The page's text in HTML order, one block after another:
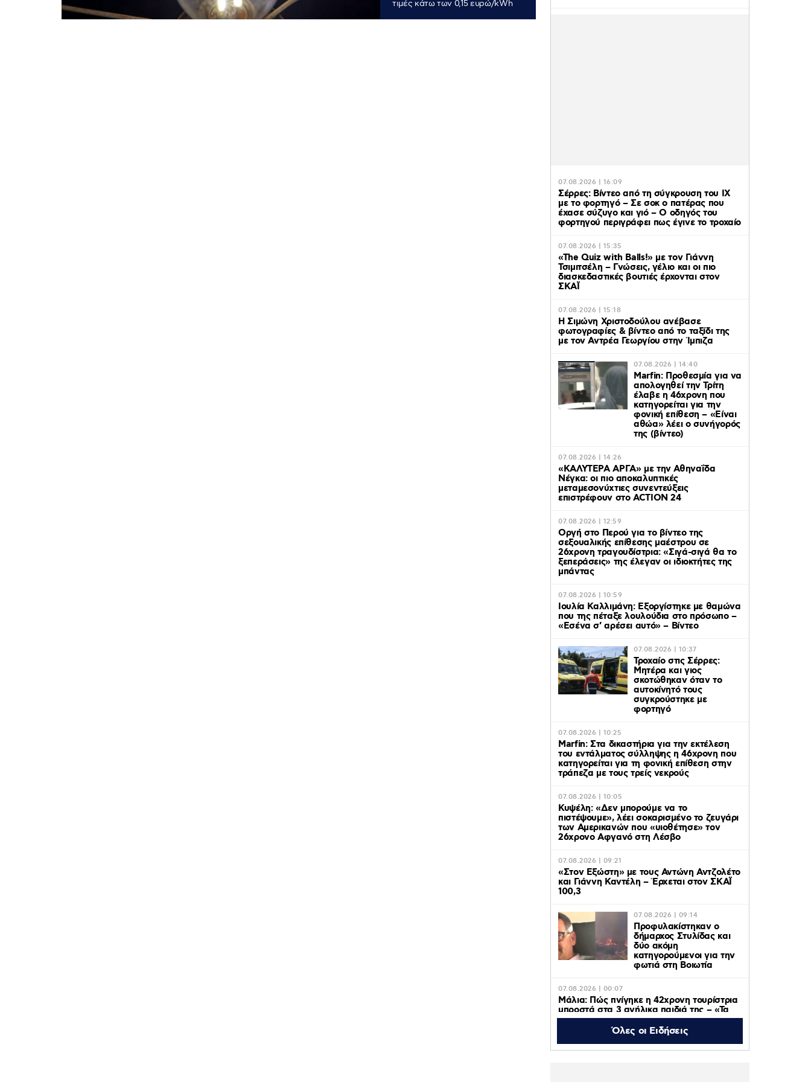
τιμές κάτω των 0,15 ευρώ/kWh
07.08.2026 | 16:09
Σέρρες: Βίντεο από τη σύγκρουση του ΙΧ
με το φορτηγό – Σε σοκ ο πατέρας που
έχασε σύζυγο και γιό – Ο οδηγός του
φορτηγού περιγράφει πως έγινε το τροχαίο
07.08.2026 | 15:35
«The Quiz with Balls!» με τον Γιάννη
Τσιμιτσέλη – Γνώσεις, γέλιο και οι πιο
διασκεδαστικές βουτιές έρχονται στον
ΣΚΑΪ
07.08.2026 | 15:18
Η Σιμώνη Χριστοδούλου ανέβασε
φωτογραφίες & βίντεο από το ταξίδι της
με τον Αντρέα Γεωργίου στην Ίμπιζα
07.08.2026 | 14:40
Marfin: Προθεσμία για να
απολογηθεί την Τρίτη
έλαβε η 46χρονη που
κατηγορείται για την
φονική επίθεση – «Είναι
αθώα» λέει ο συνήγορός
της (βίντεο)
07.08.2026 | 14:26
«ΚΑΛΥΤΕΡΑ ΑΡΓΑ» με την Αθηναΐδα
Νέγκα: οι πιο αποκαλυπτικές
μεταμεσονύχτιες συνεντεύξεις
επιστρέφουν στο ACTION 24
07.08.2026 | 12:59
Οργή στο Περού για το βίντεο της
σεξουαλικής επίθεσης μαέστρου σε
26χρονη τραγουδίστρια: «Σιγά-σιγά θα το
ξεπεράσεις» της έλεγαν οι ιδιοκτήτες της
μπάντας
07.08.2026 | 10:59
Ιουλία Καλλιμάνη: Εξοργίστηκε με θαμώνα
που της πέταξε λουλούδια στο πρόσωπο –
«Εσένα σ’ αρέσει αυτό» – Βίντεο
07.08.2026 | 10:37
Τροχαίο στις Σέρρες:
Μητέρα και γιος
σκοτώθηκαν όταν το
αυτοκίνητό τους
συγκρούστηκε με
φορτηγό
07.08.2026 | 10:25
Marfin: Στα δικαστήρια για την εκτέλεση
του εντάλματος σύλληψης η 46χρονη που
κατηγορείται για τη φονική επίθεση στην
τράπεζα με τους τρείς νεκρούς
07.08.2026 | 10:05
Κυψέλη: «Δεν μπορούμε να το
πιστέψουμε», λέει σοκαρισμένο το ζευγάρι
των Αμερικανών που «υιοθέτησε» τον
26χρονο Αφγανό στη Λέσβο
07.08.2026 | 09:21
«Στον Εξώστη» με τους Αντώνη Αντζολέτο
και Γιάννη Καντέλη – Έρχεται στον ΣΚΑΪ
100,3
07.08.2026 | 09:14
Προφυλακίστηκαν ο
δήμαρχος Στυλίδας και
δύο ακόμη
κατηγορούμενοι για την
φωτιά στη Βοιωτία
07.08.2026 | 00:07
Μάλια: Πώς πνίγηκε η 42χρονη τουρίστρια
μπροστά στα 3 ανήλικα παιδιά της – «Τα
παιδιά φώναζαν και έκλαιγαν, ήταν σε
κατάσταση πανικού»
06.08.2026 | 23:39
Όλες οι Ειδήσεις